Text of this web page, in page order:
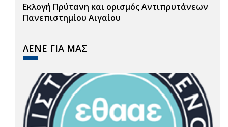
Εκλογή Πρύτανη και ορισμός Αντιπρυτάνεων
Πανεπιστημίου Αιγαίου
ΛΕΝΕ ΓΙΑ ΜΑΣ